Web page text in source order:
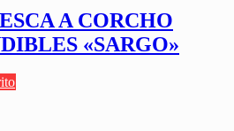
A CORCHO
«SARGO»